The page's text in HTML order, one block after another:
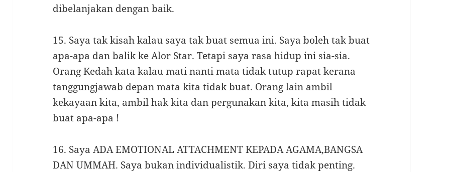
dibelanjakan dengan baik.
15. Saya tak kisah kalau saya tak buat semua ini. Saya boleh tak buat
apa-apa dan balik ke Alor Star. Tetapi saya rasa hidup ini sia-sia.
Orang Kedah kata kalau mati nanti mata tidak tutup rapat kerana
tanggungjawab depan mata kita tidak buat. Orang lain ambil
kekayaan kita, ambil hak kita dan pergunakan kita, kita masih tidak
buat apa-apa !
16. Saya ADA EMOTIONAL ATTACHMENT KEPADA AGAMA,BANGSA
DAN UMMAH. Saya bukan individualistik. Diri saya tidak penting.